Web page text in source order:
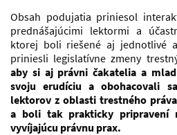
Obsah podujatia priniesol
prednášajúcimi lektormi a
ktorej boli riešené aj jednotlivé
priniesli legislatívne zmeny
aby si aj právni čakatelia a
svoju erudíciu a obohacovali
lektorov z oblasti trestného
a boli tak prakticky pripravení
vyvíjajúcu právnu prax.